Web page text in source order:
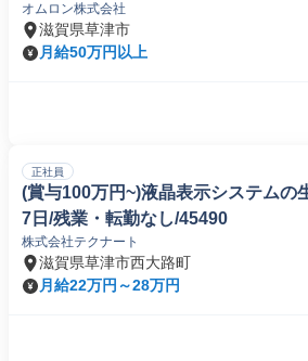
オムロン株式会社
滋賀県草津市
月給50万円以上
正社員
(賞与100万円~)液晶表示システムの
7日/残業・転勤なし/45490
株式会社テクナート
滋賀県草津市西大路町
月給22万円～28万円